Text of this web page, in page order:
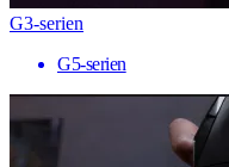
G3-serien
G5-serien